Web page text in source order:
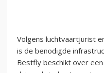
Volgens luchtvaartjurist
is de benodigde
Bestfly beschikt over